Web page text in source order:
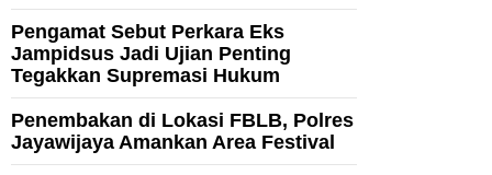
Pengamat Sebut Perkara Eks
Jampidsus Jadi Ujian Penting
Tegakkan Supremasi Hukum
Penembakan di Lokasi FBLB, Polres
Jayawijaya Amankan Area Festival